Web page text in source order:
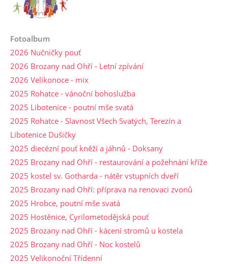
Fotoalbum
2026 Nučničky pouť
2026 Brozany nad Ohří - Letní zpívání
2026 Velikonoce - mix
2025 Rohatce - vánoční bohoslužba
2025 Libotenice - poutní mše svatá
2025 Rohatce - Slavnost Všech Svatých, Terezín a
Libotenice Dušičky
2025 diecézní pouť kněží a jáhnů - Doksany
2025 Brozany nad Ohří - restaurování a požehnání kříže
2025 kostel sv. Gotharda - nátěr vstupních dveří
2025 Brozany nad Ohří: příprava na renovaci zvonů
2025 Hrobce, poutní mše svatá
2025 Hostěnice, Cyrilometodějská pouť
2025 Brozany nad Ohří - kácení stromů u kostela
2025 Brozany nad Ohří - Noc kostelů
2025 Velikonoční Třídenní